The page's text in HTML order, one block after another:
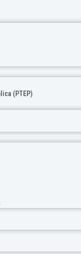
(PTEP)